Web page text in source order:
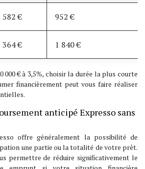
582 € 952 €
364 € 1 840 €
000 € à 3,5%, choisir la durée la plus courte
financièrement peut vous faire réaliser
anticipé Expresso sans
offre généralement la possibilité de
une partie ou la totalité de votre prêt.
permettre de réduire significativement le